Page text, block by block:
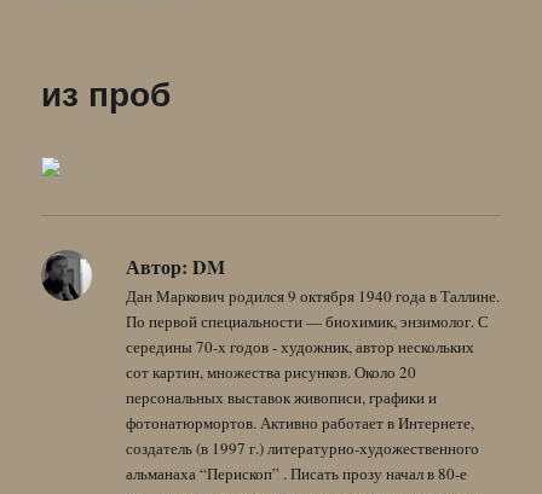
из проб
Автор: DM
Дан Маркович родился 9 октября 1940 года в Таллине.
По первой специальности — биохимик, энзимолог. С
середины 70-х годов - художник, автор нескольких
сот картин, множества рисунков. Около 20
персональных выставок живописи, графики и
фотонатюрмортов. Активно работает в Интернете,
создатель (в 1997 г.) литературно-художественного
альманаха “Перископ” . Писать прозу начал в 80-е